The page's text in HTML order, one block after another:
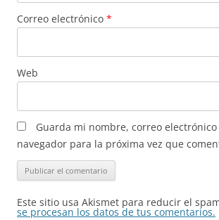
Correo electrónico *
Web
Guarda mi nombre, correo
navegador para la próxima vez que
Este sitio usa Akismet para reducir el
se procesan los datos de tus comentarios.